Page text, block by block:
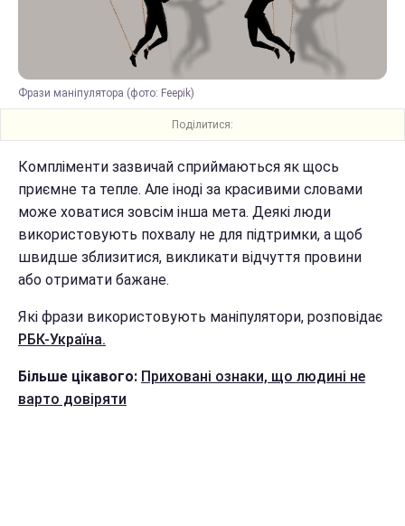
Фрази маніпулятора (фото: Feepik)
Поділитися:
Компліменти зазвичай сприймаються як щось
приємне та тепле. Але іноді за красивими словами
може ховатися зовсім інша мета. Деякі люди
використовують похвалу не для підтримки, а щоб
швидше зблизитися, викликати відчуття провини
або отримати бажане.
Які фрази використовують маніпулятори, розповідає
РБК-Україна.
Більше цікавого: Приховані ознаки, що людині не
варто довіряти